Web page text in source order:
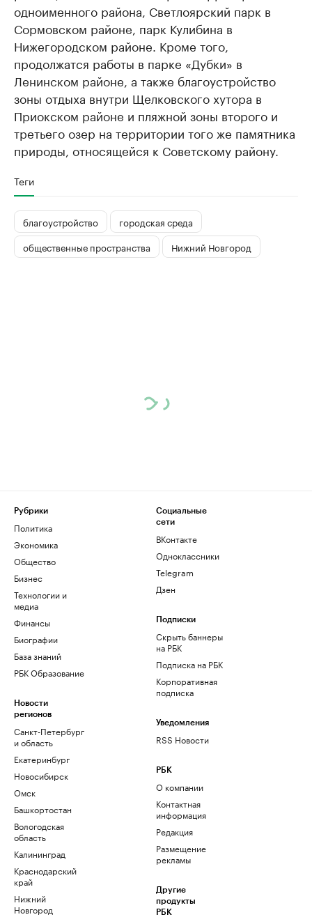
одноименного района, Светлоярский парк в
Сормовском районе, парк Кулибина в
Нижегородском районе. Кроме того,
продолжатся работы в парке «Дубки» в
Ленинском районе, а также благоустройство
зоны отдыха внутри Щелковского хутора в
Приокском районе и пляжной зоны второго и
третьего озер на территории того же памятника
природы, относящейся к Советскому району.
Теги
благоустройство
городская среда
общественные пространства
Нижний Новгород
Рубрики
Политика
Экономика
Общество
Бизнес
Технологии и
медиа
Финансы
Биографии
База знаний
РБК Образование
Новости
регионов
Санкт-Петербург
и область
Екатеринбург
Новосибирск
Омск
Башкортостан
Вологодская
область
Калининград
Краснодарский
край
Нижний
Новгород
Социальные
сети
ВКонтакте
Одноклассники
Telegram
Дзен
Подписки
Скрыть баннеры
на РБК
Подписка на РБК
Корпоративная
подписка
Уведомления
RSS Новости
РБК
О компании
Контактная
информация
Редакция
Размещение
рекламы
Другие
продукты
РБК